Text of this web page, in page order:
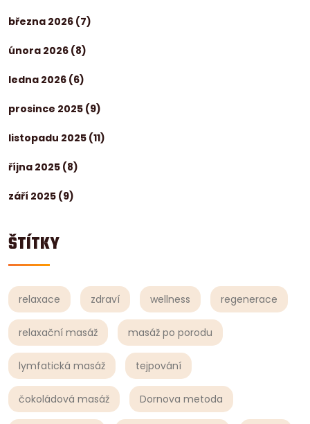
března 2026 (7)
února 2026 (8)
ledna 2026 (6)
prosince 2025 (9)
listopadu 2025 (11)
října 2025 (8)
září 2025 (9)
ŠTÍTKY
relaxace zdraví wellness regenerace
relaxační masáž masáž po porodu
lymfatická masáž tejpování
čokoládová masáž Dornova metoda